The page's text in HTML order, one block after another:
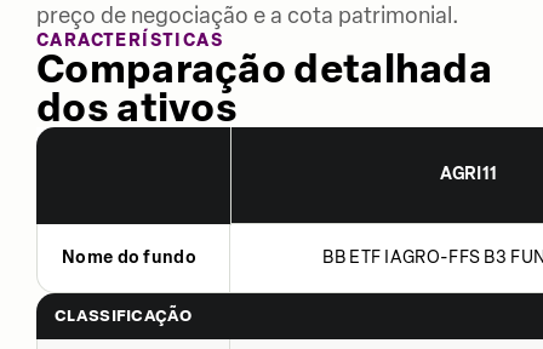
preço de negociação e a cota patrimonial.
CARACTERÍSTICAS
Comparação detalhada
dos ativos
AGRI11
Nome do fundo BB ETF IAGRO-FFS B3
CLASSIFICAÇÃO